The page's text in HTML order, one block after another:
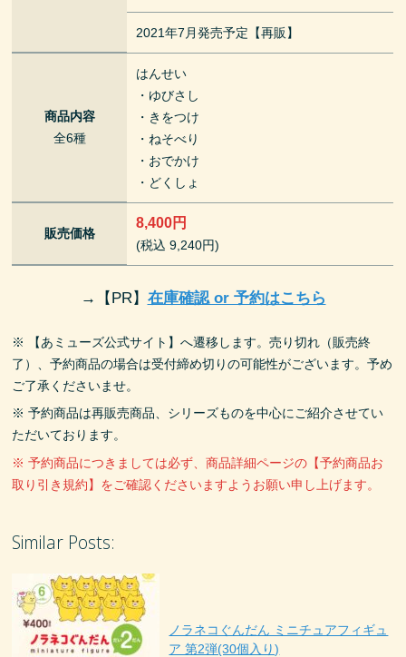
2021年7月発売予定【再販】
商品内容
全6種
はんせい
・ゆびさし
・きをつけ
・ねそべり
・おでかけ
・どくしょ
販売価格
8,400円
(税込 9,240円)
→ 【PR】 在庫確認 or 予約はこちら
※ 【あミューズ公式サイト】へ遷移します。売り切れ（販売終
了）、予約商品の場合は受付締め切りの可能性がございます。予め
ご了承くださいませ。
※ 予約商品は再販売商品、シリーズものを中心にご紹介させてい
ただいております。
※ 予約商品につきましては必ず、商品詳細ページの【予約商品お
取り引き規約】をご確認くださいますようお願い申し上げます。
Similar Posts:
ノラネコぐんだん ミニチュアフィギュ
ア 第2弾(30個入り)